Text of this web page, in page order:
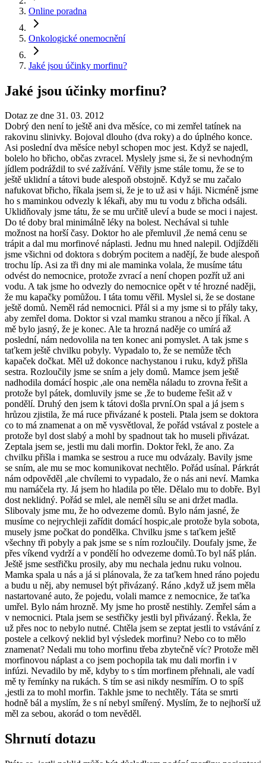
Online poradna
Onkologické onemocnění
Jaké jsou účinky morfinu?
Jaké jsou účinky morfinu?
Dotaz ze dne 31. 03. 2012
Dobrý den není to ještě ani dva měsíce, co mi zemřel tatínek na
rakovinu slinivky. Bojoval dlouho (dva roky) a do úplného konce.
Asi poslední dva měsíce nebyl schopen moc jest. Když se najedl,
bolelo ho břicho, občas zvracel. Myslely jsme si, že si nevhodným
jídlem podráždil to své zažívání. Věřily jsme stále tomu, že se to
ještě uklidní a tátovi bude alespoň obstojně. Když se mu začalo
nafukovat břicho, říkala jsem si, že je to už asi v háji. Nicméně jsme
ho s maminkou odvezly k lékaři, aby mu tu vodu z břicha odsáli.
Uklidňovaly jsme tátu, že se mu určitě uleví a bude se moci i najest.
Do té doby bral minimálně léky na bolest. Nechával si tuhle
možnost na horší časy. Doktor ho ale přemluvil ,že nemá cenu se
trápit a dal mu morfinové náplasti. Jednu mu hned nalepil. Odjížděli
jsme všichni od doktora s dobrým pocitem a nadějí, že bude alespoň
trochu líp. Asi za tři dny mi ale maminka volala, že musíme tátu
odvést do nemocnice, protože zvrací a není chopen pozřít už ani
vodu. A tak jsme ho odvezly do nemocnice opět v té hrozné naději,
že mu kapačky pomůžou. I táta tomu věřil. Myslel si, že se dostane
ještě domů. Neměl rád nemocnici. Přál si a my jsme si to přály taky,
aby zemřel doma. Doktor si vzal mamku stranou a něco jí říkal. A
mě bylo jasný, že je konec. Ale ta hrozná naděje co umírá až
poslední, nám nedovolila na ten konec ani pomyslet. A tak jsme s
taťkem ještě chvilku pobyly. Vypadalo to, že se nemůže těch
kapaček dočkat. Měl už dokonce nachystanou i ruku, když přišla
sestra. Rozloučily jsme se sním a jely domů. Mamce jsem ještě
nadhodila domácí hospic ,ale ona neměla náladu to zrovna řešit a
protože byl pátek, domluvily jsme se ,že to budeme řešit až v
pondělí. Druhý den jsem k tátovi došla první.On spal a já jsem s
hrůzou zjistila, že má ruce přivázané k posteli. Ptala jsem se doktora
co to má znamenat a on mě vysvětloval, že pořád vstával z postele a
protože byl dost slabý a mohl by spadnout tak ho museli přivázat.
Zeptala jsem se, jestli mu dali morfin. Doktor řekl, že ano. Za
chvilku přišla i mamka se sestrou a ruce mu odvázaly. Bavily jsme
se sním, ale mu se moc komunikovat nechtělo. Pořád usínal. Párkrát
nám odpověděl ,ale chvílemi to vypadalo, že o nás ani neví. Mamka
mu namáčela rty. Já jsem ho hladila po těle. Dělalo mu to dobře. Byl
dost neklidný. Pořád se mlel, ale neměl sílu se ani držet madla.
Slibovaly jsme mu, že ho odvezeme domů. Bylo nám jasné, že
musíme co nejrychleji zařídit domácí hospic,ale protože byla sobota,
musely jsme počkat do pondělka. Chvilku jsme s taťkem ještě
všechny tři pobyly a pak jsme se s ním rozloučily. Doufaly jsme, že
přes víkend vydrží a v pondělí ho odvezeme domů.To byl náš plán.
Ještě jsme sestřičku prosily, aby mu nechala jednu ruku volnou.
Mamka spala u nás a já si plánovala, že za taťkem hned ráno pojedu
a budu u něj, aby nemusel být přivázaný. Ráno ,když už jsem měla
nastartované auto, že pojedu, volali mamce z nemocnice, že taťka
umřel. Bylo nám hrozně. My jsme ho prostě nestihly. Zemřel sám a
v nemocnici. Ptala jsem se sestřičky jestli byl přivázaný. Řekla, že
už přes noc to nebylo nutné. Chtěla jsem se zeptat jestli to vstávání z
postele a celkový neklid byl výsledek morfinu? Nebo co to mělo
znamenat? Nedali mu toho morfinu třeba zbytečně víc? Protože měl
morfinovou náplast a co jsem pochopila tak mu dali morfin i v
infúzi. Nevadilo by mě, kdyby to s tím morfinem přehnali, ale vadí
mě ty řemínky na rukách. S tím se asi nikdy nesmířím. O to spíš
,jestli za to mohl morfin. Takhle jsme to nechtěly. Táta se smrti
hodně bál a myslím, že s ní nebyl smířený. Myslím, že to nejhorší už
měl za sebou, akorád o tom nevěděl.
Shrnutí dotazu